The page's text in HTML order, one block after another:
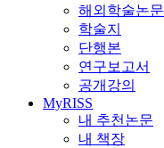
해외학술논문
학술지
단행본
연구보고서
공개강의
MyRISS
내 추천논문
내 책장